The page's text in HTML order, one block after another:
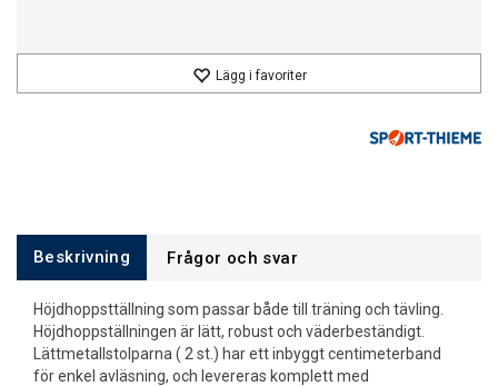
Lägg i favoriter
Beskrivning Frågor och svar
Höjdhoppsttällning som passar både till träning och tävling.
Höjdhoppställningen är lätt, robust och väderbeständigt.
Lättmetallstolparna ( 2 st.) har ett inbyggt centimeterband
för enkel avläsning, och levereras komplett med